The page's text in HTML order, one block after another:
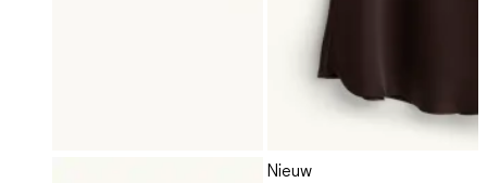
Nieuw